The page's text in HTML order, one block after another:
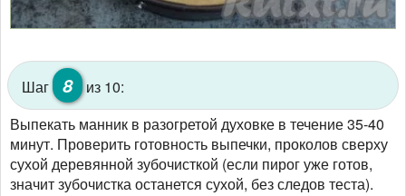
Шаг 8
из 10:
Выпекать манник в разогретой духовке в течение 35-40
минут. Проверить готовность выпечки, проколов сверху
сухой деревянной зубочисткой (если пирог уже готов,
значит зубочистка останется сухой, без следов теста).